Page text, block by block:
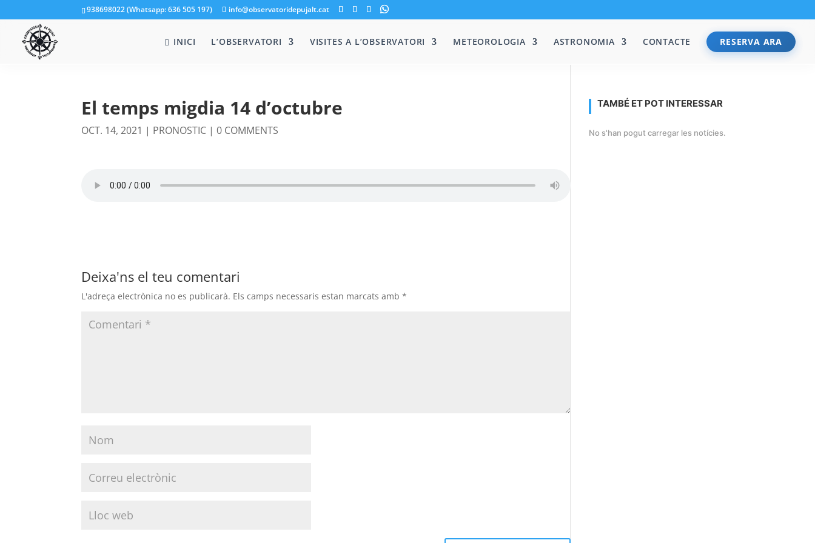
938698022 (Whatsapp: 636 505 197) info@observatoridepujalt.cat
INICI L’OBSERVATORI VISITES A L’OBSERVATORI METEOROLOGIA ASTRONOMIA CONTACTE RESERVA ARA
El temps migdia 14 d’octubre
OCT. 14, 2021 | PRONOSTIC |0 COMMENTS
Deixa'ns el teu comentari
L'adreça electrònica no es publicarà. Els camps necessaris estan marcats amb*
TAMBÉ ET POT INTERESSAR
No s'han pogut carregar les notícies.